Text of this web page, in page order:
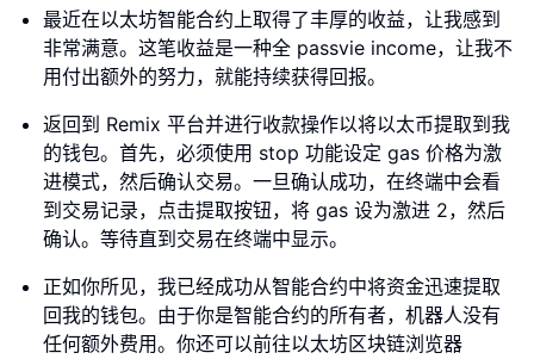
最近在以太坊智能合约上取得了丰厚的收益，让我感到
非常满意。这笔收益是一种全 passvie income，让我不
用付出额外的努力，就能持续获得回报。
返回到 Remix 平台并进行收款操作以将以太币提取到我
的钱包。首先，必须使用 stop 功能设定 gas 价格为激
进模式，然后确认交易。一旦确认成功，在终端中会看
到交易记录，点击提取按钮，将 gas 设为激进 2，然后
确认。等待直到交易在终端中显示。
正如你所见，我已经成功从智能合约中将资金迅速提取
回我的钱包。由于你是智能合约的所有者，机器人没有
任何额外费用。你还可以前往以太坊区块链浏览器